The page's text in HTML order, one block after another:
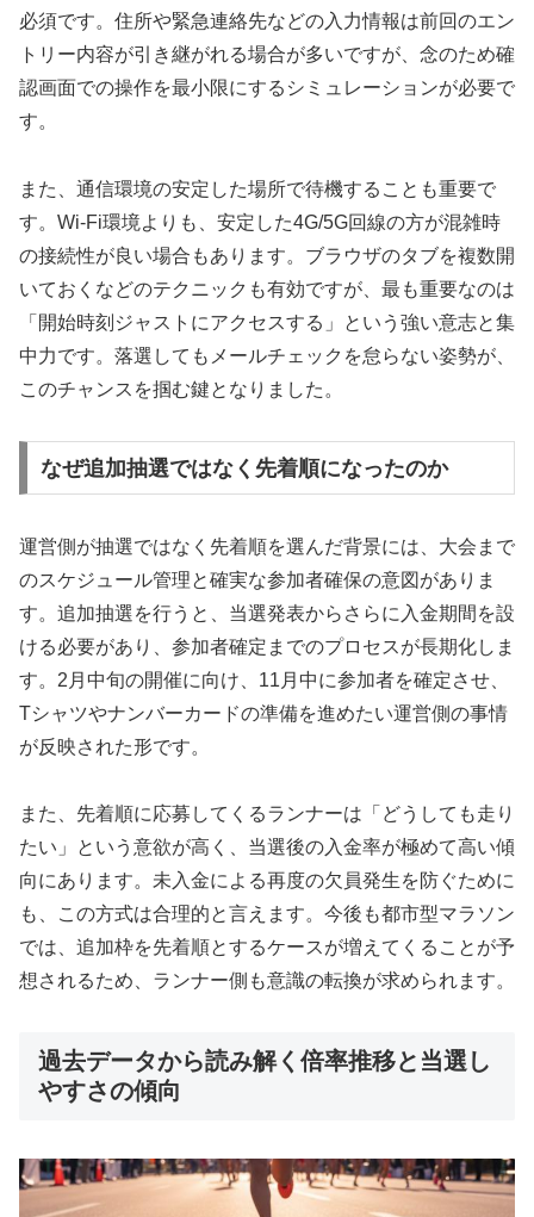
必須です。住所や緊急連絡先などの入力情報は前回のエン
トリー内容が引き継がれる場合が多いですが、念のため確
認画面での操作を最小限にするシミュレーションが必要で
す。
また、通信環境の安定した場所で待機することも重要で
す。Wi-Fi環境よりも、安定した4G/5G回線の方が混雑時
の接続性が良い場合もあります。ブラウザのタブを複数開
いておくなどのテクニックも有効ですが、最も重要なのは
「開始時刻ジャストにアクセスする」という強い意志と集
中力です。落選してもメールチェックを怠らない姿勢が、
このチャンスを掴む鍵となりました。
なぜ追加抽選ではなく先着順になったのか
運営側が抽選ではなく先着順を選んだ背景には、大会まで
のスケジュール管理と確実な参加者確保の意図がありま
す。追加抽選を行うと、当選発表からさらに入金期間を設
ける必要があり、参加者確定までのプロセスが長期化しま
す。2月中旬の開催に向け、11月中に参加者を確定させ、
Tシャツやナンバーカードの準備を進めたい運営側の事情
が反映された形です。
また、先着順に応募してくるランナーは「どうしても走り
たい」という意欲が高く、当選後の入金率が極めて高い傾
向にあります。未入金による再度の欠員発生を防ぐために
も、この方式は合理的と言えます。今後も都市型マラソン
では、追加枠を先着順とするケースが増えてくることが予
想されるため、ランナー側も意識の転換が求められます。
過去データから読み解く倍率推移と当選し
やすさの傾向